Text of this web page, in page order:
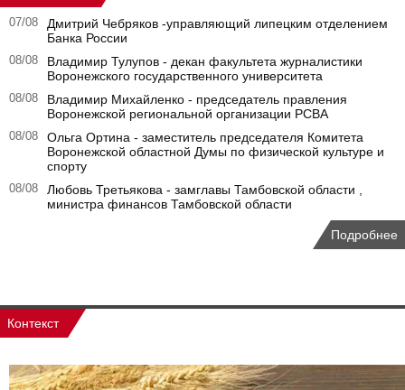
07/08
Дмитрий Чебряков -управляющий липецким отделением
Банка России
08/08
Владимир Тулупов - декан факультета журналистики
Воронежского государственного университета
08/08
Владимир Михайленко - председатель правления
Воронежской региональной организации РСВА
08/08
Ольга Ортина - заместитель председателя Комитета
Воронежской областной Думы по физической культуре и
спорту
08/08
Любовь Третьякова - замглавы Тамбовской области ,
министра финансов Тамбовской области
Подробнее
Контекст